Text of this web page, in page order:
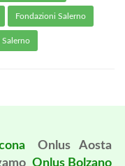
Fondazioni Salerno
Onlus Aosta
Onlus Bolzano